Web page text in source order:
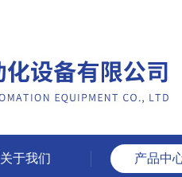
关于我们 产品中